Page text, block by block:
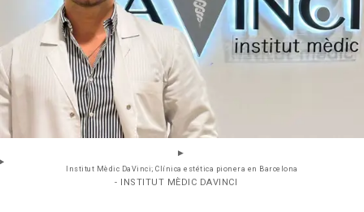
Institut Mèdic DaVinci; Clínica estética pionera en Barcelona
- INSTITUT MÈDIC DAVINCI